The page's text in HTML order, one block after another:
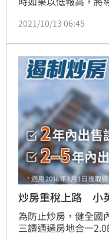
成本時應謹慎為之。
多為向建商購買的新
價1,000萬元的房屋
決定以裝潢費名義
2021/10/13 06:45
炒房重稅上路 小
為防止炒房，健全國
三讀通過房地合一